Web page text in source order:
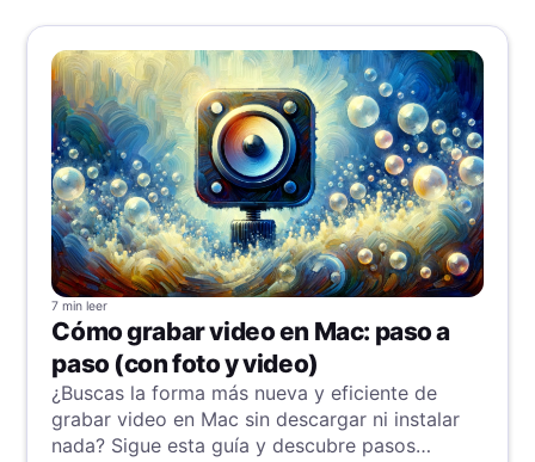
7 min leer
Cómo grabar video en Mac: paso a
paso (con foto y video)
¿Buscas la forma más nueva y eficiente de
grabar video en Mac sin descargar ni instalar
nada? Sigue esta guía y descubre pasos